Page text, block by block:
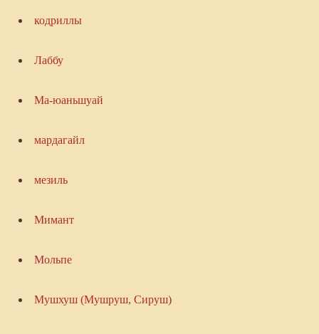
кодриллы
Лаббу
Ма-юаньшуай
мардагайл
мезиль
Мимант
Мольпе
Мушхуш (Мушруш, Сируш)